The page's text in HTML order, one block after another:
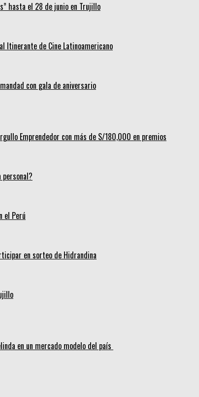
hasta el 28 de junio en Trujillo
Itinerante de Cine Latinoamericano
con gala de aniversario
Emprendedor con más de S/180,000 en premios
el Perú
en sorteo de Hidrandina
en un mercado modelo del país